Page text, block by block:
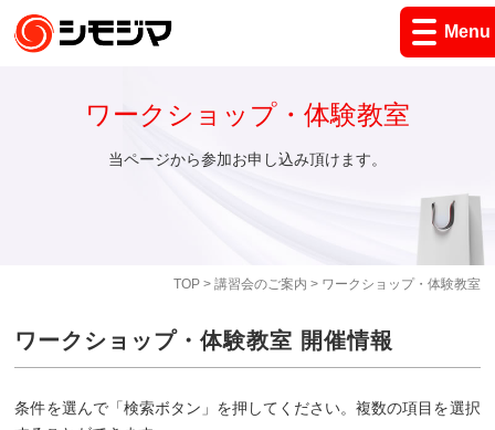
Menu
TOP> 講習会のご案内 > ワークショップ・体験教室
ワークショップ・体験教室
当ページから参加お申し込み頂けます。
ワークショップ・体験教室 開催情報
条件を選んで「検索ボタン」を押してください。複数の項目を選択